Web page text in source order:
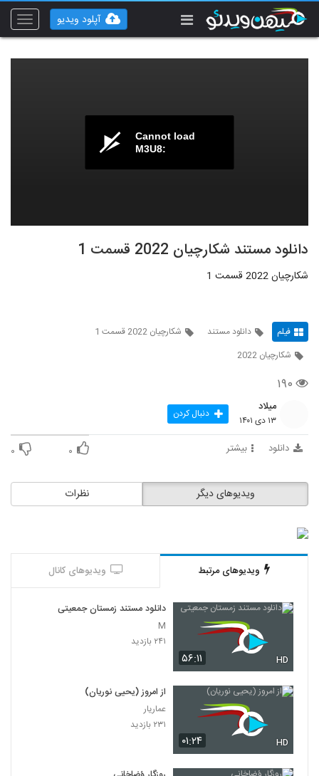
Toggle
آپلود ویدیو
Cannot load
M3U8:
دانلود مستند شکارچیان 2022 قسمت 1
شکارچیان 2022 قسمت 1
فیلم دانلود مستند
شکارچیان 2022 قسمت 1
شکارچیان 2022
۱۹۰
میلاد
۱۳ دی ۱۴۰۱ دنبال کردن
دانلود بیشتر ۰ ۰
نظرات ویدیوهای دیگر
ویدیوهای مرتبط ویدیوهای کانال
۵۶:۱۱ HD
دانلود مستند زمستان جمعیتی
M
۲۴۱ بازدید
۰۱:۲۴ HD
از امروز (یحیی نوریان)
عماریار
۲۳۱ بازدید